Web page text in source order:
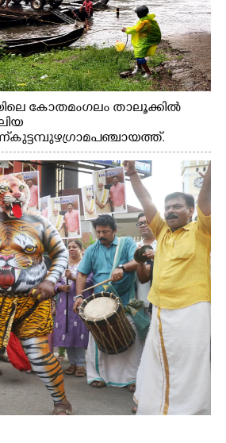
കോതമംഗലം താലൂക്കിൽ
ഗ്രാമ പഞ്ചായത്ത്.
വെള്ളാരംകുത്ത്, കത്തിപ്പാറ,
വെട്ടിക്കല്ല്, മഞ്ചപ്പാറ എന്നീ ആറു
പ്രധാന സഞ്ചാര മാർഗമാണ് ഈ